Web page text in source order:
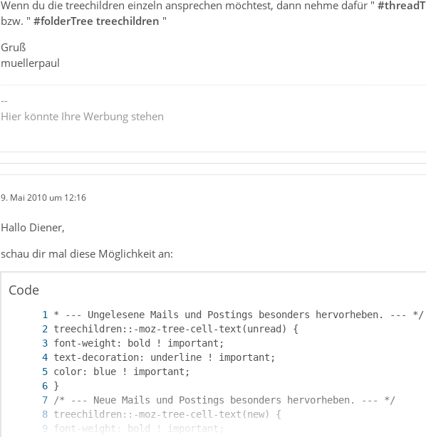
Wenn du die treechildren einzeln ansprechen möchtest, dann nehme dafür "
bzw. " #folderTree treechildren "
Gruß
muellerpaul
--
Hier könnte Ihre Werbung stehen
9. Mai 2010 um 12:16
Hallo Diener,
schau dir mal diese Möglichkeit an:
Code
* --- Ungelesene Mails und Postings besonders hervorheben. --- */